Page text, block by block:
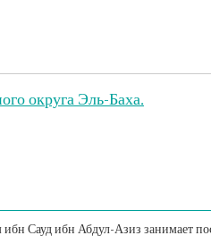
округа Эль-Баха.
Сауд ибн Абдул-Азиз занимает